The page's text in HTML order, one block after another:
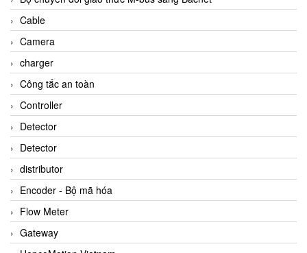
Cable
Camera
charger
Công tắc an toàn
Controller
Detector
Detector
distributor
Encoder - Bộ mã hóa
Flow Meter
Gateway